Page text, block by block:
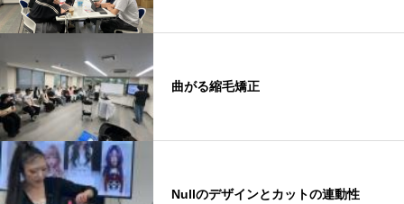
曲がる縮毛矯正
Nullのデザインとカットの連動性